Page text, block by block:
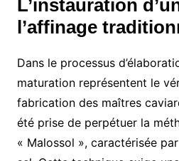
L’instauration
l’affinage
Dans le processus
maturation représentent le
fabrication des maîtres
été prise de perpétuer la
« Malossol », caractérisée